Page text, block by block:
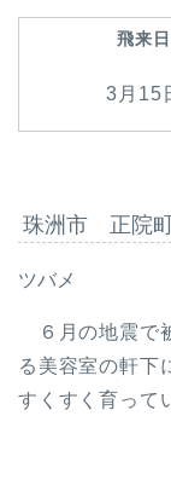
飛来日
3月15
珠洲市 正院
ツバメ
６月の地震で
る美容室の軒下
すくすく育って